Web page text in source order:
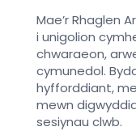
Mae’r Rhaglen
i unigolion
chwaraeon,
cymunedol.
hyfforddiant,
mewn
sesiynau clwb.